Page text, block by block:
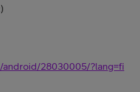
android/28030005/?lang=fi